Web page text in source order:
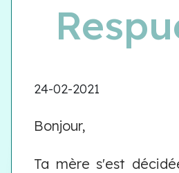
24-02-2021
Bonjour,
Ta mère s'est